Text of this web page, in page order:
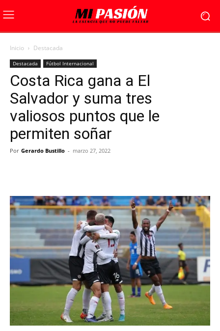
Inicio Destacada
Destacada Fútbol Internacional
Costa Rica gana a El
Salvador y suma tres
valiosos puntos que le
permiten soñar
Por Gerardo Bustillo - marzo 27, 2022